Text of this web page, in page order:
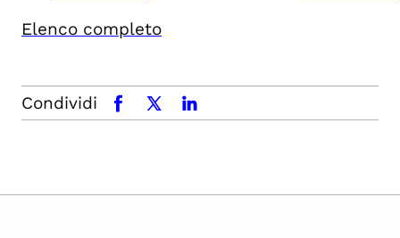
Elenco completo
Condividi facebookx.comlinkedin